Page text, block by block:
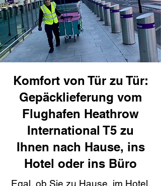
Komfort von Tür zu Tür:
Gepäcklieferung vom
Flughafen Heathrow
International T5 zu
Ihnen nach Hause, ins
Hotel oder ins Büro
Egal, ob Sie zu Hause, im Hotel,